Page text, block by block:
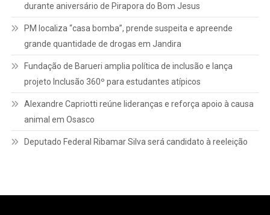
durante aniversário de Pirapora do Bom Jesus
PM localiza “casa bomba”, prende suspeita e apreende
grande quantidade de drogas em Jandira
Fundação de Barueri amplia política de inclusão e lança
projeto Inclusão 360º para estudantes atípicos
Alexandre Capriotti reúne lideranças e reforça apoio à causa
animal em Osasco
Deputado Federal Ribamar Silva será candidato à reeleição